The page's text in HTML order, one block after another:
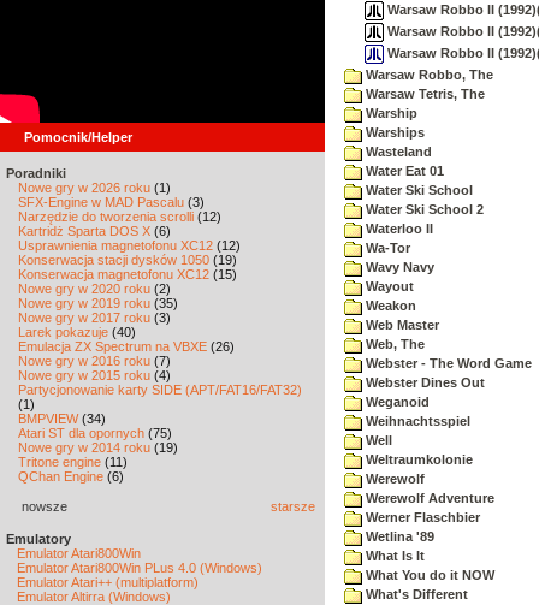
Pomocnik/Helper
Poradniki
Nowe gry w 2026 roku (1)
SFX-Engine w MAD Pascalu (3)
Narzędzie do tworzenia scrolli (12)
Kartridż Sparta DOS X (6)
Usprawnienia magnetofonu XC12 (12)
Konserwacja stacji dysków 1050 (19)
Konserwacja magnetofonu XC12 (15)
Nowe gry w 2020 roku (2)
Nowe gry w 2019 roku (35)
Nowe gry w 2017 roku (3)
Larek pokazuje (40)
Emulacja ZX Spectrum na VBXE (26)
Nowe gry w 2016 roku (7)
Nowe gry w 2015 roku (4)
Partycjonowanie karty SIDE (APT/FAT16/FAT32)
(1)
BMPVIEW(34)
Atari ST dla opornych (75)
Nowe gry w 2014 roku (19)
Tritone engine (11)
QChan Engine (6)
nowsze starsze
Emulatory
Emulator Atari800Win
Emulator Atari800Win PLus 4.0 (Windows)
Emulator Atari++ (multiplatform)
Emulator Altirra (Windows)
Warsaw Robbo II
Warsaw Robbo II
Warsaw Robbo II
Warsaw Robbo, The
Warsaw Tetris, The
Warship
Warships
Wasteland
Water Eat 01
Water Ski School
Water Ski School 2
Waterloo II
Wa-Tor
Wavy Navy
Wayout
Weakon
Web Master
Web, The
Webster - The Word Game
Webster Dines Out
Weganoid
Weihnachtsspiel
Well
Weltraumkolonie
Werewolf
Werewolf Adventure
Werner Flaschbier
Wetlina '89
What Is It
What You do it NOW
What's Different